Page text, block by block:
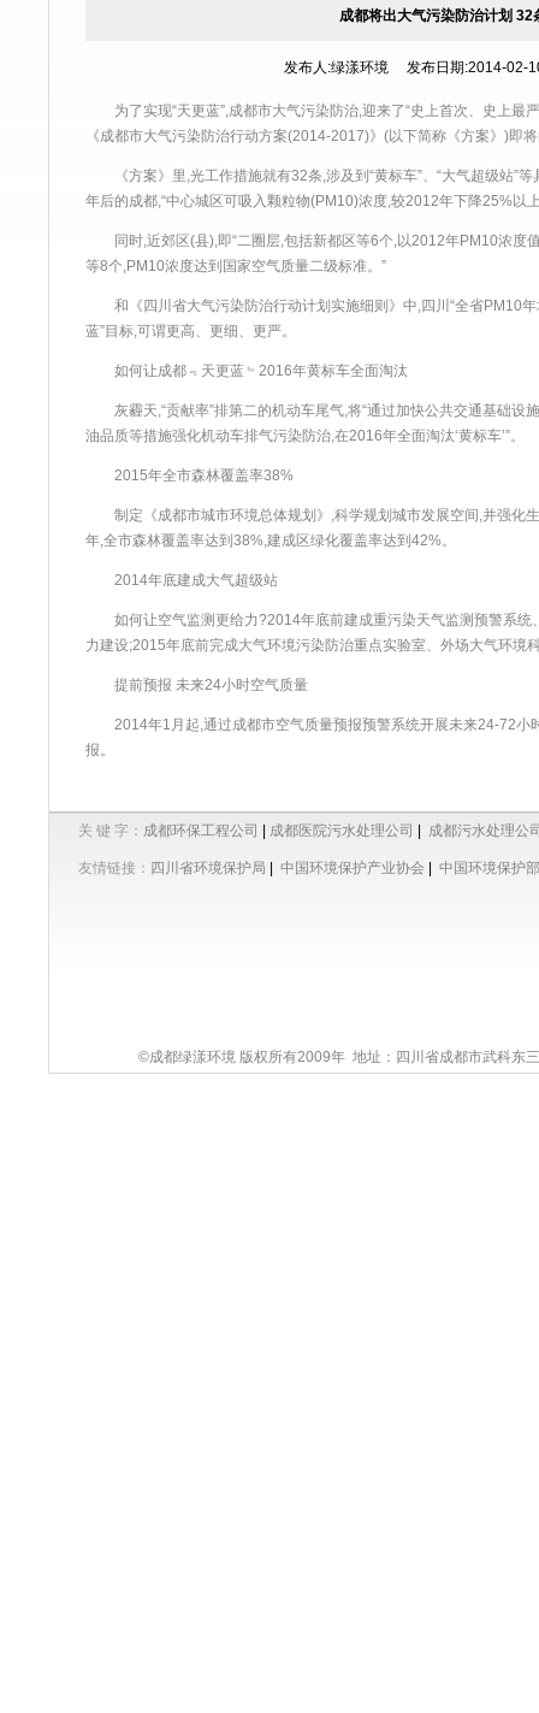
成都将出大气污染防治计划 32
发布人:绿漾环境 发布日期:2014-02-
为了实现“天更蓝”,成都市大气污染防治,迎来了“史上首次、史上最
《成都市大气污染防治行动方案(2014-2017)》(以下简称《方案》)即
《方案》里,光工作措施就有32条,涉及到“黄标车”、“大气超级站”等
年后的成都,“中心城区可吸入颗粒物(PM10)浓度,较2012年下降25%以
同时,近郊区(县),即“二圈层,包括新都区等6个,以2012年PM10浓度
等8个,PM10浓度达到国家空气质量二级标准。”
和《四川省大气污染防治行动计划实施细则》中,四川“全省PM10年
蓝”目标,可谓更高、更细、更严。
如何让成都﹃天更蓝﹄2016年黄标车全面淘汰
灰霾天,“贡献率”排第二的机动车尾气,将“通过加快公共交通基础设
油品质等措施强化机动车排气污染防治,在2016年全面淘汰‘黄标车’”。
2015年全市森林覆盖率38%
制定《成都市城市环境总体规划》,科学规划城市发展空间,并强化
年,全市森林覆盖率达到38%,建成区绿化覆盖率达到42%。
2014年底建成大气超级站
如何让空气监测更给力?2014年底前建成重污染天气监测预警系统
力建设;2015年底前完成大气环境污染防治重点实验室、外场大气环境
提前预报 未来24小时空气质量
2014年1月起,通过成都市空气质量预报预警系统开展未来24-72小
报。
关 键 字： 成都环保工程公司 成都医院污水处理公司 成都污水处理公
友情链接： 四川省环境保护局 中国环境保护产业协会 中国环境保护部
©成都绿漾环境 版权所有2009年 地址：四川省成都市武科